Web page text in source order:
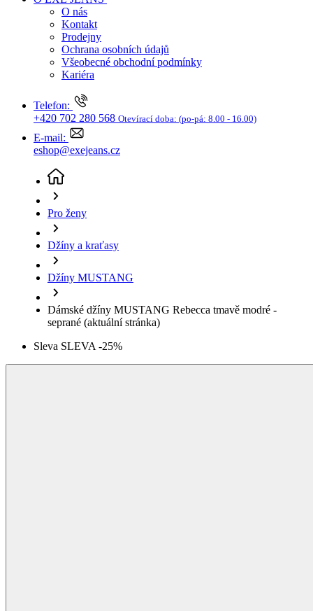
Telefon:
+420 702 280 568
E-mail:
eshop@exejeans.cz
Pro ženy
Džíny MUSTANG
Dámské džíny MUSTANG Rebecca tmavě modré -
seprané (aktuální stránka)
Sleva SLEVA -25%